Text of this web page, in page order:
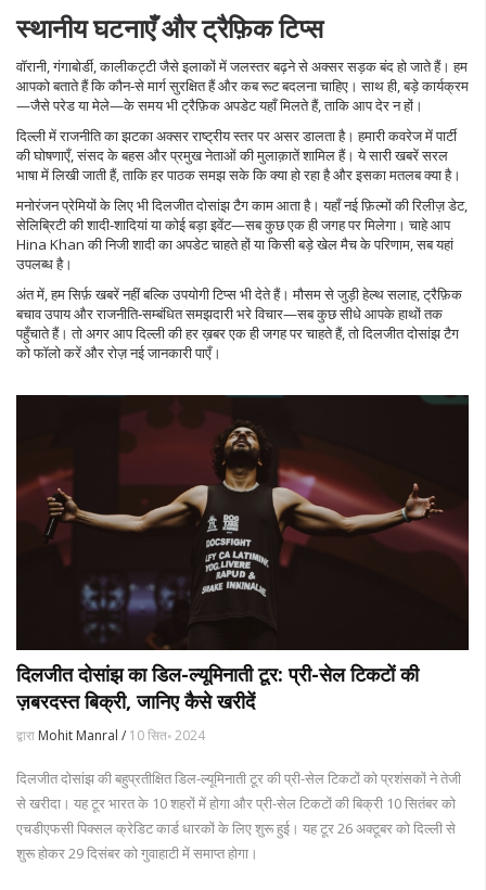
स्थानीय घटनाएँ और ट्रैफ़िक टिप्स
वॉरानी, गंगाबोर्डी, कालीकट्टी जैसे इलाकों में जलस्तर बढ़ने से अक्सर सड़क बंद हो जाते हैं। हम
आपको बताते हैं कि कौन‑से मार्ग सुरक्षित हैं और कब रूट बदलना चाहिए। साथ ही, बड़े कार्यक्रम
—जैसे परेड या मेले—के समय भी ट्रैफ़िक अपडेट यहाँ मिलते हैं, ताकि आप देर न हों।
दिल्ली में राजनीति का झटका अक्सर राष्ट्रीय स्तर पर असर डालता है। हमारी कवरेज में पार्टी
की घोषणाएँ, संसद के बहस और प्रमुख नेताओं की मुलाक़ातें शामिल हैं। ये सारी खबरें सरल
भाषा में लिखी जाती हैं, ताकि हर पाठक समझ सके कि क्या हो रहा है और इसका मतलब क्या है।
मनोरंजन प्रेमियों के लिए भी दिलजीत दोसांझ टैग काम आता है। यहाँ नई फ़िल्मों की रिलीज़ डेट,
सेलिब्रिटी की शादी‑शादियां या कोई बड़ा इवेंट—सब कुछ एक ही जगह पर मिलेगा। चाहे आप
Hina Khan की निजी शादी का अपडेट चाहते हों या किसी बड़े खेल मैच के परिणाम, सब यहां
उपलब्ध है।
अंत में, हम सिर्फ़ खबरें नहीं बल्कि उपयोगी टिप्स भी देते हैं। मौसम से जुड़ी हेल्थ सलाह, ट्रैफ़िक
बचाव उपाय और राजनीति‑सम्बंधित समझदारी भरे विचार—सब कुछ सीधे आपके हाथों तक
पहुँचाते हैं। तो अगर आप दिल्ली की हर ख़बर एक ही जगह पर चाहते हैं, तो दिलजीत दोसांझ टैग
को फॉलो करें और रोज़ नई जानकारी पाएँ।
दिलजीत दोसांझ का डिल-ल्यूमिनाती टूर: प्री-सेल टिकटों की
ज़बरदस्त बिक्री, जानिए कैसे खरीदें
द्वारा Mohit Manral / 10 सित॰ 2024
दिलजीत दोसांझ की बहुप्रतीक्षित डिल-ल्यूमिनाती टूर की प्री-सेल टिकटों को प्रशंसकों ने तेजी
से खरीदा। यह टूर भारत के 10 शहरों में होगा और प्री-सेल टिकटों की बिक्री 10 सितंबर को
एचडीएफसी पिक्सल क्रेडिट कार्ड धारकों के लिए शुरू हुई। यह टूर 26 अक्टूबर को दिल्ली से
शुरू होकर 29 दिसंबर को गुवाहाटी में समाप्त होगा।